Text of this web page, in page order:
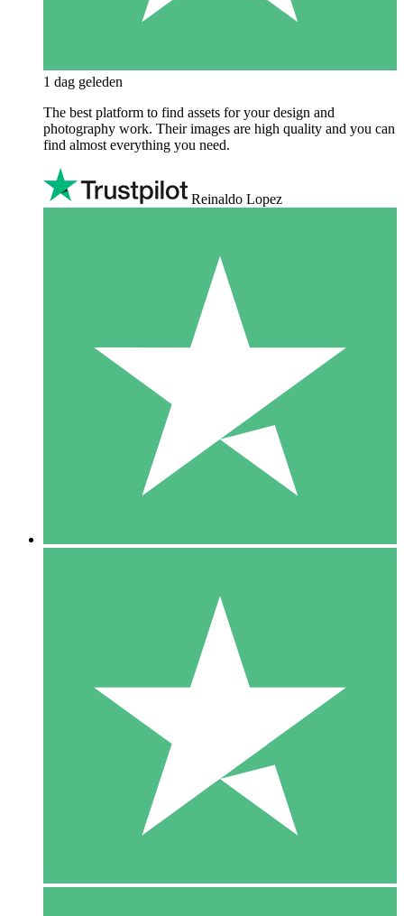
1 dag geleden
The best platform to find assets for your design and
photography work. Their images are high quality and you can
find almost everything you need.
Reinaldo Lopez